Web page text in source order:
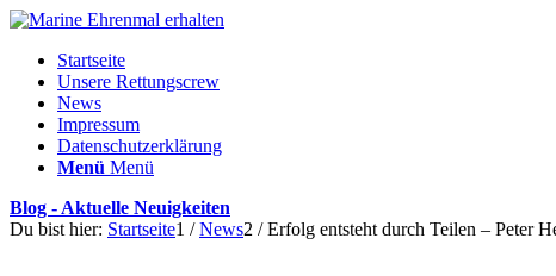
Startseite
Unsere Rettungscrew
News
Impressum
Datenschutzerklärung
Menü Menü
Blog - Aktuelle Neuigkeiten
Du bist hier: Startseite1 / News2 / Erfolg entsteht durch Teilen – Peter